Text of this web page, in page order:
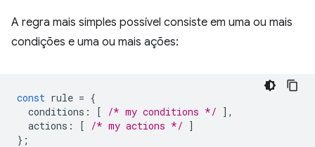
A regra mais simples possível consiste em uma ou mais
condições e uma ou mais ações:
const rule = {
conditions : [ /* my conditions */ ],
actions : [ /* my actions */ ]
};